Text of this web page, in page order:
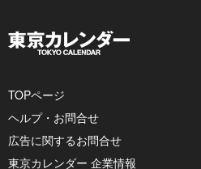
TOPページ
ヘルプ・お問合せ
広告に関するお問合せ
東京カレンダー 企業情報